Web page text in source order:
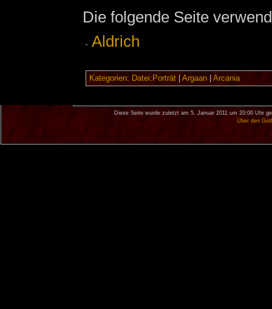
Die folgende Seite
Aldrich
Kategorien: Datei:Porträt| Argaan| Arcania
Diese Seite wurde zuletzt am 5. Januar 2011 um 20:00 Uhr
Über den